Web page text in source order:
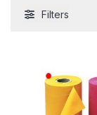
Filters